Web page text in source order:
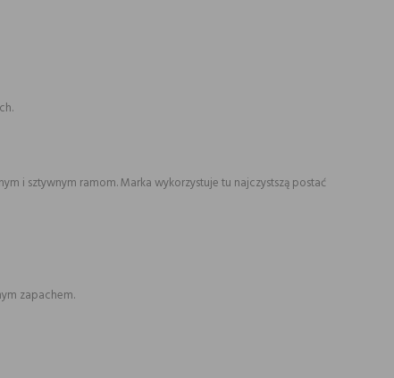
i sztywnym ramom. Marka wykorzystuje tu najczystszą postać
zapachem.